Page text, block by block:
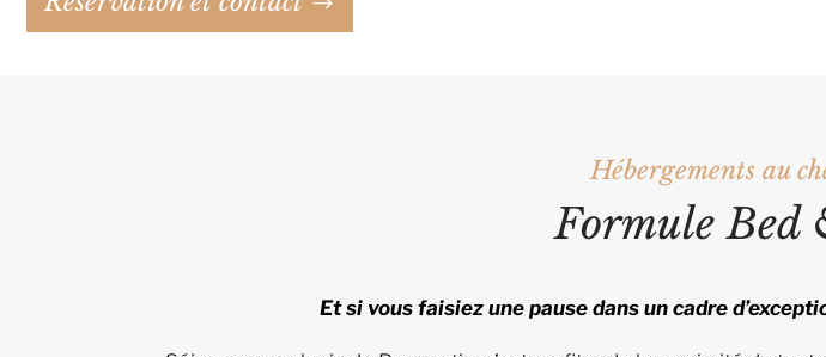
Hébergements au
Formule Bed
Et si vous faisiez une pause dans un cadre